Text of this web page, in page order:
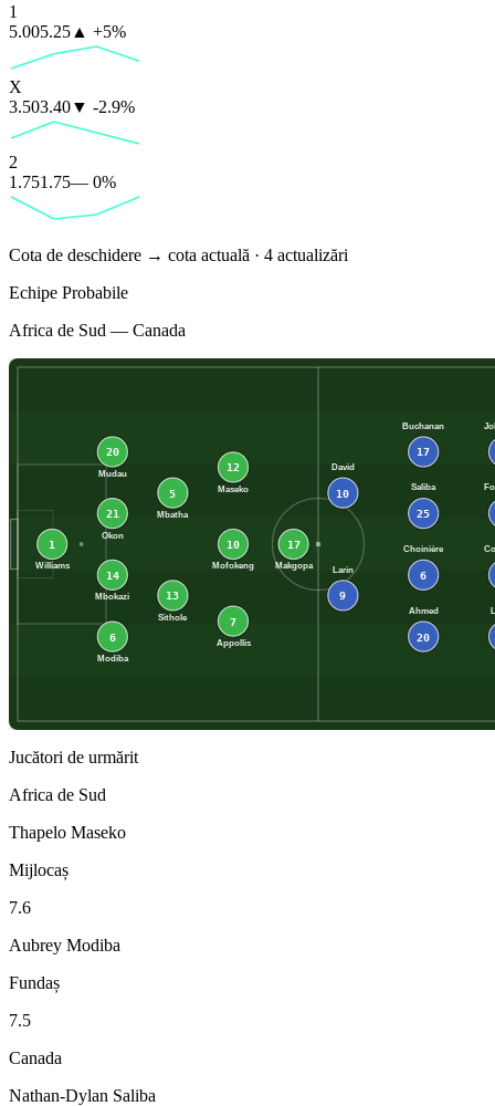
1
5.005.25 ▲ +5%
X
3.503.40▼ -2.9%
2
1.751.75— 0%
Cota de deschidere → cota actuală · 4 actualizări
Echipe Probabile
Africa de Sud — Canada
1
Williams
20
Mudau
21
Okon
14
Mbokazi
6
Modiba
5
Mbatha
13
Sithole
12
Maseko
10
Mofokeng
7
Appollis
17
Makgopa
17
Buchanan
25
Saliba
6
Choinière
20
Ahmed
10
David
9
Larin
Jucători de urmărit
Africa de Sud
Thapelo Maseko
Mijlocaș
7.6
Aubrey Modiba
Fundaș
7.5
Canada
Nathan-Dylan Saliba